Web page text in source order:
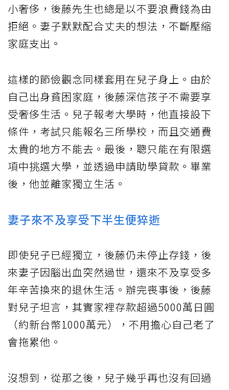
小奢侈，後藤先生也總是以不要浪費錢為由
拒絕。妻子默默配合丈夫的想法，不斷壓縮
家庭支出。
這樣的節儉觀念同樣套用在兒子身上。由於
自己出身貧困家庭，後藤深信孩子不需要享
受奢侈生活。兒子報考大學時，他直接設下
條件，考試只能報名三所學校，而且交通費
太貴的地方不能去。最後，聰只能在有限選
項中挑選大學，並透過申請助學貸款。畢業
後，他並離家獨立生活。
妻子來不及享受下半生便猝逝
即使兒子已經獨立，後藤仍未停止存錢，後
來妻子因腦出血突然過世，還來不及享受多
年辛苦換來的退休生活。辦完喪事後，後藤
對兒子坦言，其實家裡存款超過5000萬日圓
（約新台幣1000萬元），不用擔心自己老了
會拖累他。
沒想到，從那之後，兒子幾乎再也沒有回過